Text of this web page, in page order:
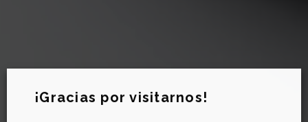
¡Gracias por visitarnos!